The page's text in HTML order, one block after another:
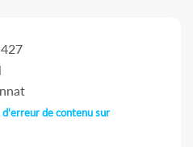
d'erreur de contenu sur